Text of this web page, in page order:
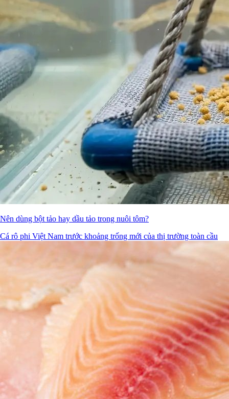
Nên dùng bột tảo hay dầu tảo trong nuôi tôm?
Cá rô phi Việt Nam trước khoảng trống mới của thị trường toàn cầu